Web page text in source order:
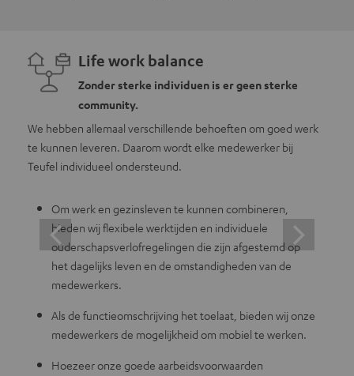
Life work balance
Zonder sterke individuen is er geen sterke
community.
We hebben allemaal verschillende behoeften om goed werk
te kunnen leveren. Daarom wordt elke medewerker bij
Teufel individueel ondersteund.
Om werk en gezinsleven te kunnen combineren,
bieden wij flexibele werktijden en individuele
ouderschapsverlofregelingen die zijn afgestemd op
het dagelijks leven en de omstandigheden van de
medewerkers.
Als de functieomschrijving het toelaat, bieden wij onze
medewerkers de mogelijkheid om mobiel te werken.
Hoezeer onze goede aarbeidsvoorwaarden